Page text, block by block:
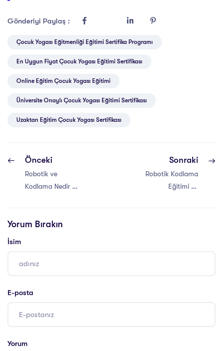
Gönderiyi Paylaş :
Çocuk Yogası Eğitmenliği Eğitimi Sertifika Programı
En Uygun Fiyat Çocuk Yogası Eğitimi Sertifikası
Online Eğitim Çocuk Yogası Eğitimi
Üniversite Onaylı Çocuk Yogası Eğitimi Sertifikası
Uzaktan Eğitim Çocuk Yogası Sertifikası
Önceki
Robotik ve
Kodlama Nedir Ne
Sonraki
Robotik Kodlama
Eğitimi ve
Yorum Bırakın
İsim
E-posta
Yorum